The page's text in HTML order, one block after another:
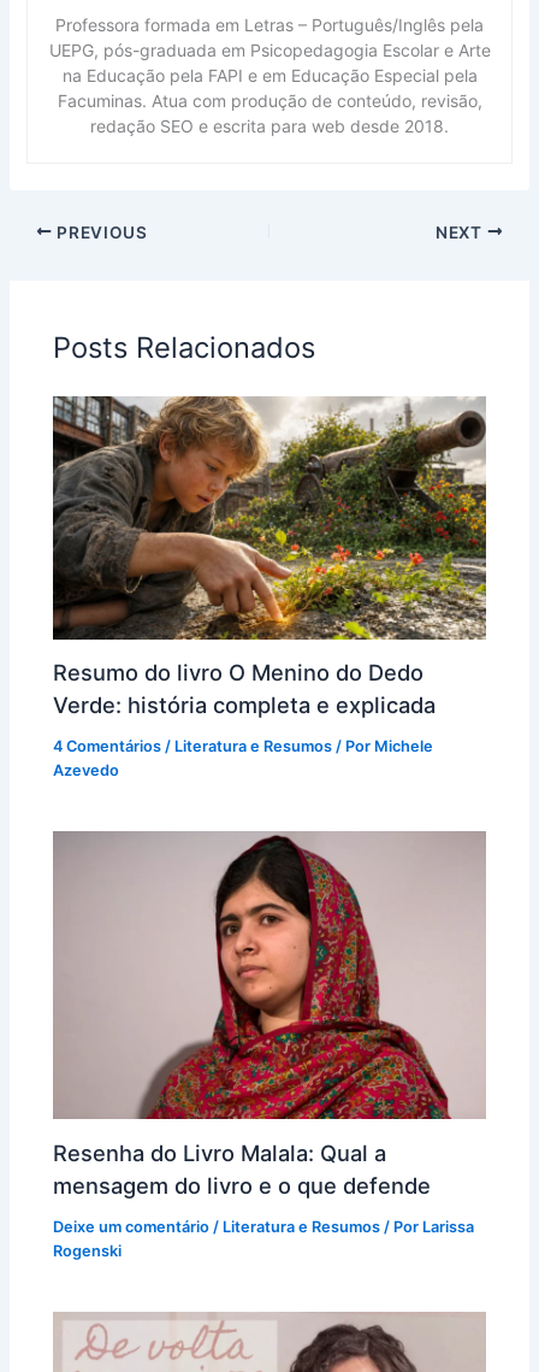
Professora formada em Letras – Português/Inglês pela
UEPG, pós-graduada em Psicopedagogia Escolar e Arte
na Educação pela FAPI e em Educação Especial pela
Facuminas. Atua com produção de conteúdo, revisão,
redação SEO e escrita para web desde 2018.
PREVIOUS NEXT
Posts Relacionados
Resumo do livro O Menino do Dedo
Verde: história completa e explicada
4 Comentários / Literatura e Resumos / Por Michele
Azevedo
Resenha do Livro Malala: Qual a
mensagem do livro e o que defende
Deixe um comentário / Literatura e Resumos / Por Larissa
Rogenski